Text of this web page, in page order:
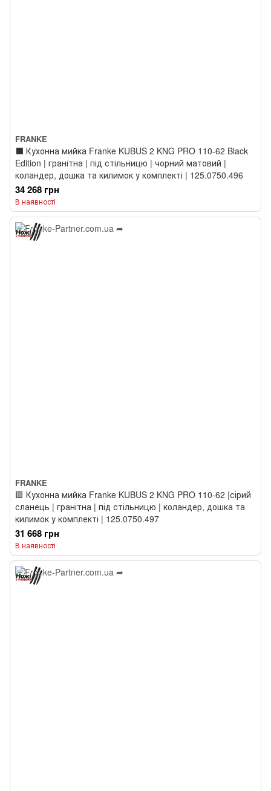
FRANKE
⬛️ Кухонна мийка Franke KUBUS 2 KNG PRO 110-62 Black
Edition | гранітна | під стільницю | чорний матовий |
коландер, дошка та килимок у комплекті | 125.0750.496
34 268 грн
В наявності
FRANKE
🟥 Кухонна мийка Franke KUBUS 2 KNG PRO 110-62 |сірий
сланець | гранітна | під стільницю | коландер, дошка та
килимок у комплекті | 125.0750.497
31 668 грн
В наявності